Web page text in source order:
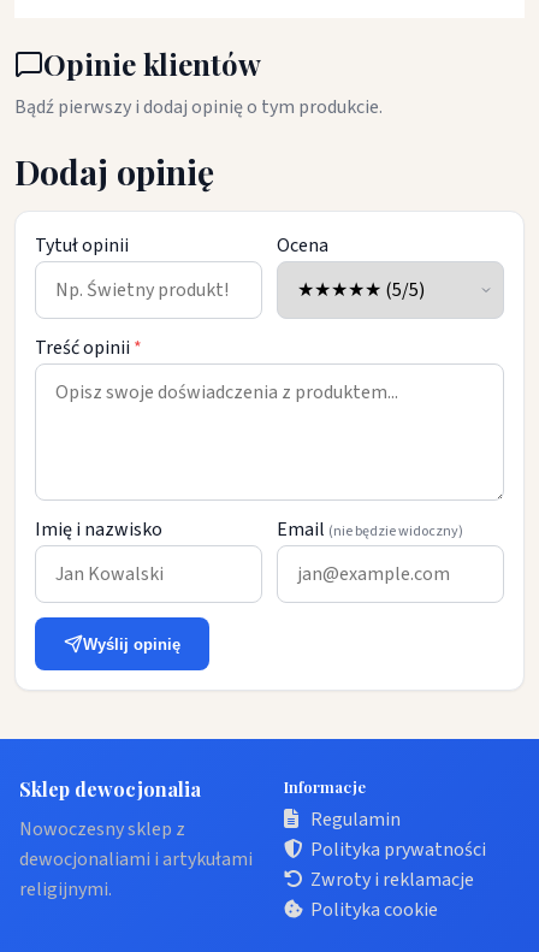
Opinie klientów
Bądź pierwszy i dodaj opinię o tym produkcie.
Dodaj opinię
Tytuł opinii Ocena
Treść opinii *
Imię i nazwisko Email (nie będzie widoczny)
Wyślij opinię
Sklep dewocjonalia
Nowoczesny sklep z
dewocjonaliami i artykułami
religijnymi.
Informacje
Regulamin
Polityka prywatności
Zwroty i reklamacje
Polityka cookie